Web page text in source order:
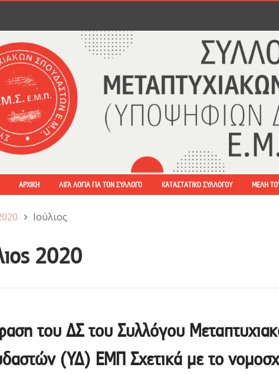
ΑΡΧΙΚΉ ΛΊΓΑ ΛΌΓΙΑ ΓΙΑ ΤΟΝ ΣΎΛΛΟΓΟ ΚΑΤΑΣΤΑΤΙΚΌ ΣΥΛΛΌΓΟΥ ΜΈΛΗ
Ιούλιος
2020
του ΔΣ του Συλλόγου
(ΥΔ) ΕΜΠ Σχετικά με το